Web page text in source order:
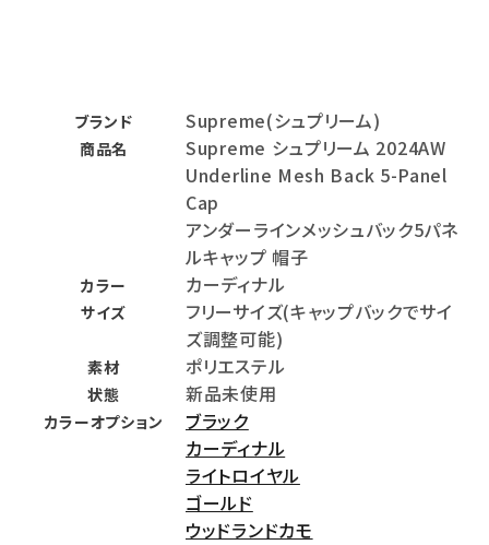
ブランド Supreme(シュプリーム)
商品名
Supreme シュプリーム 2024AW
Underline Mesh Back 5-Panel
Cap
アンダーラインメッシュバック5パネ
ルキャップ 帽子
カラー カーディナル
サイズ
フリーサイズ(キャップバックでサイ
ズ調整可能)
素材 ポリエステル
状態 新品未使用
カラーオプション
ブラック
カーディナル
ライトロイヤル
ゴールド
ウッドランドカモ